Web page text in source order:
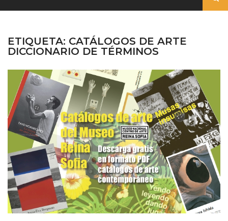
ETIQUETA: CATÁLOGOS DE ARTE
DICCIONARIO DE TÉRMINOS